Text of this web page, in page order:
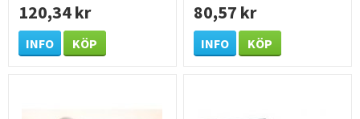
120,34 kr
INFO KÖP
80,57 kr
INFO KÖP